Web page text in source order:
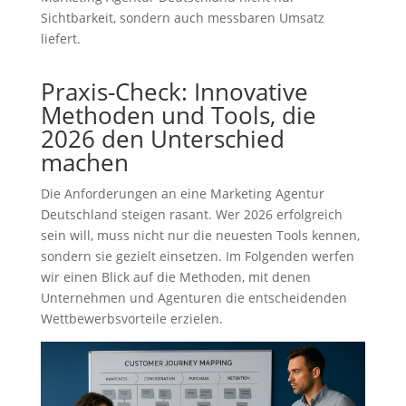
Sichtbarkeit, sondern auch messbaren Umsatz
liefert.
Praxis-Check: Innovative
Methoden und Tools, die
2026 den Unterschied
machen
Die Anforderungen an eine Marketing Agentur
Deutschland steigen rasant. Wer 2026 erfolgreich
sein will, muss nicht nur die neuesten Tools kennen,
sondern sie gezielt einsetzen. Im Folgenden werfen
wir einen Blick auf die Methoden, mit denen
Unternehmen und Agenturen die entscheidenden
Wettbewerbsvorteile erzielen.